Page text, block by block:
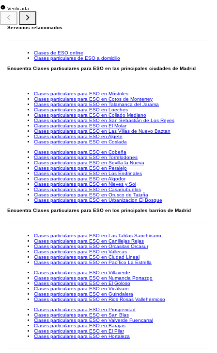
Verificada
Servicios relacionados
Clases de ESO online
Clases particulares de ESO a domicilio
Encuentra Clases particulares para ESO en las principales ciudades de Madrid
Clases particulares para ESO en Móstoles
Clases particulares para ESO en Cotos de Monterrey
Clases particulares para ESO en Talamanca del Jarama
Clases particulares para ESO en Loeches
Clases particulares para ESO en Collado Mediano
Clases particulares para ESO en San Sebastián de Los Reyes
Clases particulares para ESO en El Molar
Clases particulares para ESO en Las Villas de Nuevo Baztan
Clases particulares para ESO en Algete
Clases particulares para ESO en Coslada
Clases particulares para ESO en Cobeña
Clases particulares para ESO en Torrelodones
Clases particulares para ESO en Sevilla la Nueva
Clases particulares para ESO en Peralejo
Clases particulares para ESO en Los Endrinales
Clases particulares para ESO en Algodor
Clases particulares para ESO en Nieves y Sol
Clases particulares para ESO en Casarrubuelos
Clases particulares para ESO en Orusco de Tajuña
Clases particulares para ESO en Urbanizacion El Bosque
Encuentra Clases particulares para ESO en los principales barrios de Madrid
Clases particulares para ESO en Las Tablas Sanchinarro
Clases particulares para ESO en Canillejas Rejas
Clases particulares para ESO en Orcasitas Orcasur
Clases particulares para ESO en Vallecas
Clases particulares para ESO en Ciudad Lineal
Clases particulares para ESO en Pacífico La Estrella
Clases particulares para ESO en Villaverde
Clases particulares para ESO en Numancia Portazgo
Clases particulares para ESO en El Goloso
Clases particulares para ESO en Vicálvaro
Clases particulares para ESO en Guindalera
Clases particulares para ESO en Rios Rosas Vallehermoso
Clases particulares para ESO en Prosperidad
Clases particulares para ESO en San Blas
Clases particulares para ESO en Valverde Fuencarral
Clases particulares para ESO en Barajas
Clases particulares para ESO en El Pilar
Clases particulares para ESO en Hortaleza